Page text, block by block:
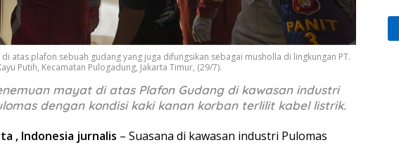
atas plafon sebuah gudang yang juga difungsikan sebagai musholla di lingkungan PT.
Putih, Kecamatan Pulogadung, Jakarta Timur, (29/7).
mayat di atas Plafon Gudang di kawasan industri
dengan kondisi kaki kanan korban terlilit kabel listrik.
, Indonesia jurnalis – Suasana di kawasan industri Pulomas